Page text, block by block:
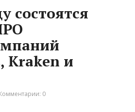
состоятся
Kraken и
0